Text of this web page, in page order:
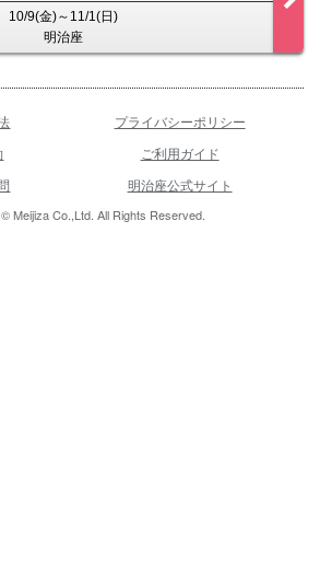
10/9(金)～11/1(日)
明治座
プライバシーポリシー
ご利用ガイド
明治座公式サイト
Meijiza Co.,Ltd. All Rights Reserved.